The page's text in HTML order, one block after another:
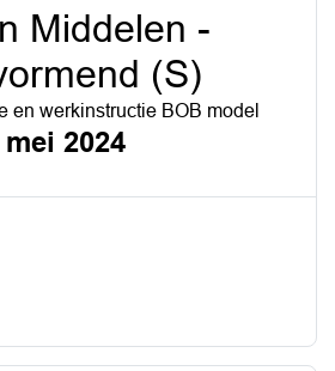
Middelen -
(S)
en werkinstructie BOB model
2024